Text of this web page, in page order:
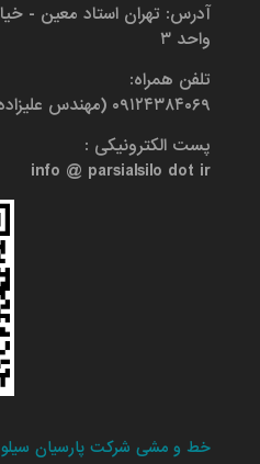
واحد ۳
تلفن همراه:
۰۹۱۲۴۳۸۴۰۶۹ (مهندس علیزاده)
پست الکترونیکی :
info @ parsialsilo dot ir
خط و مشی شرکت پارسیان سیلو